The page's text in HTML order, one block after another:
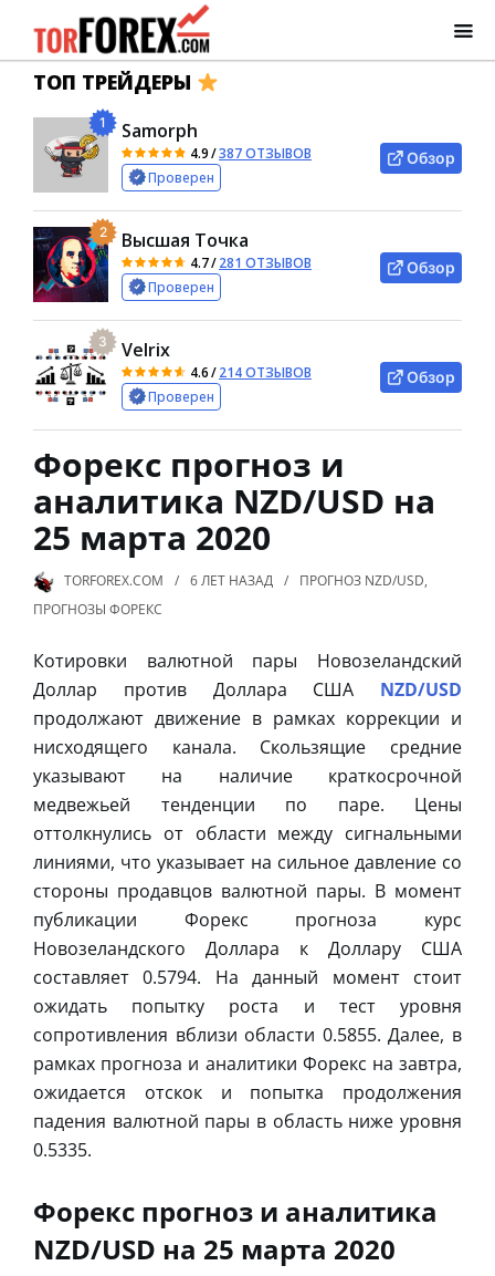
ТОП ТРЕЙДЕРЫ
1 Samorph
4.9/387 ОТЗЫВОВ
Проверен
Обзор
2 Высшая Точка
4.7/281 ОТЗЫВОВ
Проверен
Обзор
3 Velrix
4.6/214 ОТЗЫВОВ
Проверен
Обзор
Форекс прогноз и
аналитика NZD/USD на
25 марта 2020
TORFOREX.COM 6 ЛЕТ НАЗАД ПРОГНОЗ NZD/USD,
ПРОГНОЗЫ ФОРЕКС
Котировки валютной пары Новозеландский
Доллар против Доллара США NZD/USD
продолжают движение в рамках коррекции и
нисходящего канала. Скользящие средние
указывают на наличие краткосрочной
медвежьей тенденции по паре. Цены
оттолкнулись от области между сигнальными
линиями, что указывает на сильное давление со
стороны продавцов валютной пары. В момент
публикации Форекс прогноза курс
Новозеландского Доллара к Доллару США
составляет 0.5794. На данный момент стоит
ожидать попытку роста и тест уровня
сопротивления вблизи области 0.5855. Далее, в
рамках прогноза и аналитики Форекс на завтра,
ожидается отскок и попытка продолжения
падения валютной пары в область ниже уровня
0.5335.
Форекс прогноз и аналитика
NZD/USD на 25 марта 2020